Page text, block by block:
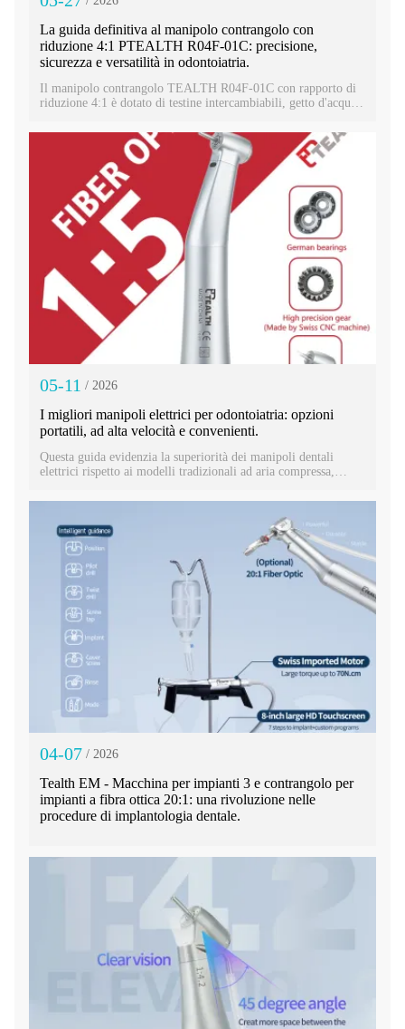
La guida definitiva al manipolo contrangolo con
riduzione 4:1 PTEALTH R04F-01C: precisione,
sicurezza e versatilità in odontoiatria.
Il manipolo contrangolo TEALTH R04F-01C con rapporto di
riduzione 4:1 è dotato di testine intercambiabili, getto d'acqua
manipolo dentale migliora la precisione, l'igiene e l'efficienza
del flusso di lavoro.
05-11 / 2026
I migliori manipoli elettrici per odontoiatria: opzioni
portatili, ad alta velocità e convenienti.
Questa guida evidenzia la superiorità dei manipoli dentali
elettrici rispetto ai modelli tradizionali ad aria compressa,
ridotta e maggiore precisione. Descrive in dettaglio i criteri
chiave – velocità, coppia, illuminazione e portabilità – e mette
in evidenza un modello di punta con moltiplicatore di velocità
1:5, in grado di raggiungere i 200.000 giri/minuto. Progettato
per l'efficienza e il comfort del paziente, questo manipolo di
alta gamma offre prestazioni eccezionali per gli studi dentistici
moderni, coniugando funzionalità avanzate con un prezzo
competitivo.
04-07 / 2026
Tealth EM - Macchina per impianti 3 e contrangolo per
impianti a fibra ottica 20:1: una rivoluzione nelle
procedure di implantologia dentale.